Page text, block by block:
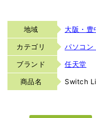
地域 大阪・豊
カテゴリ パソコン
ブランド 任天堂
商品名 Switch